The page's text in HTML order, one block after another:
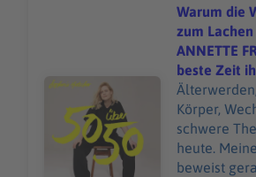
Audiotitel - Warum die
Warum die
zum Lachen
ANNETTE
beste Zeit
Körper,
schwere
heute.
beweist